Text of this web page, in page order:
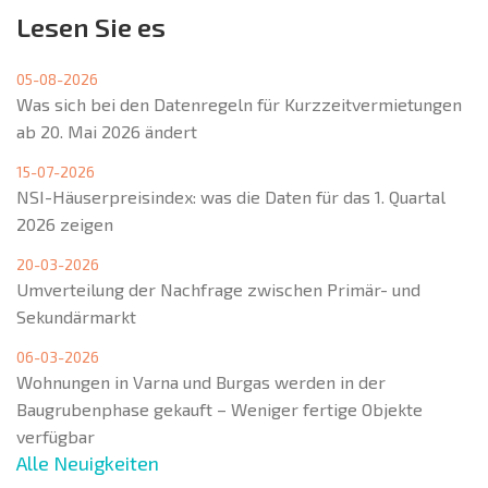
Lesen Sie es
05-08-2026
Was sich bei den Datenregeln für Kurzzeitvermietungen
ab 20. Mai 2026 ändert
15-07-2026
NSI-Häuserpreisindex: was die Daten für das 1. Quartal
2026 zeigen
20-03-2026
Umverteilung der Nachfrage zwischen Primär- und
Sekundärmarkt
06-03-2026
Wohnungen in Varna und Burgas werden in der
Baugrubenphase gekauft – Weniger fertige Objekte
verfügbar
Alle Neuigkeiten